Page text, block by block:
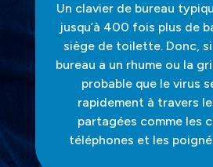
Un clavier de bureau
jusqu’à 400 fois plus de
siège de toilette. Donc, si
bureau a un rhume ou la
probable que le virus
rapidement à travers
partagées comme les
téléphones et les